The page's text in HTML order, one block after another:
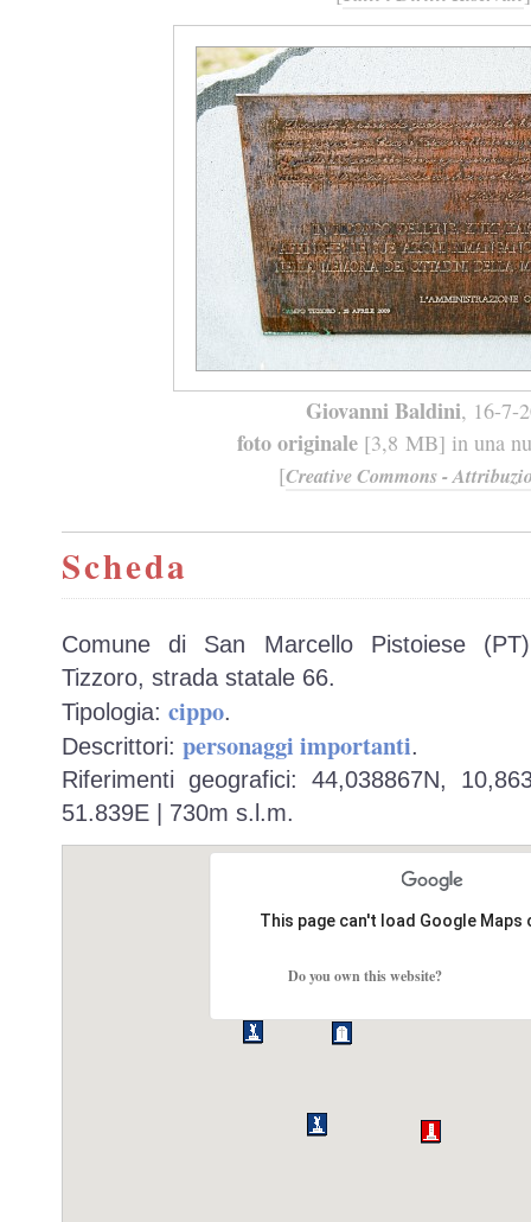
Giovanni Baldini, 16-7-
foto originale[3,8 MB] in una
[Creative Commons -
Scheda
Comune di San Marcello Pistoiese
Tizzoro, strada statale 66.
Tipologia: cippo.
Descrittori: personaggi importanti.
Riferimenti geografici: 44,038867N,
51.839E | 730m s.l.m.
This page can't load Google
Do you own this website?